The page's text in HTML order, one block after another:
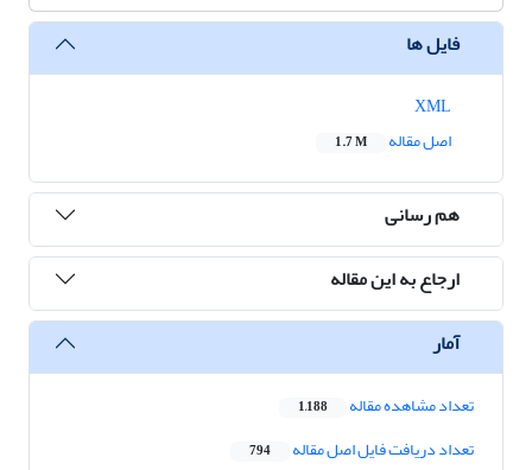
فایل ها
اصل مقاله
1.7 M
هم رسانی
ارجاع به این مقاله
آمار
تعداد مشاهده مقاله 1,188
تعداد دریافت فایل اصل مقاله 794